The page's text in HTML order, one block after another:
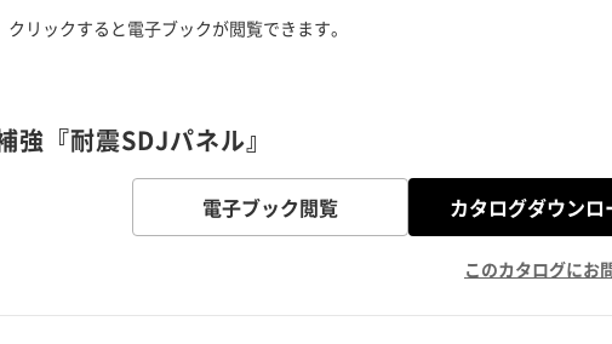
リックすると電子ブックが閲覧できます。
強『耐震SDJパネル』
電子ブック閲覧 カタログダウンロ
このカタログにお